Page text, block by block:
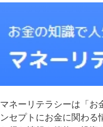
マネーリテラシーは「お
ンセプトにお金に関わる